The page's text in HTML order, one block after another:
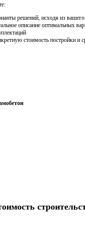
решений, исходя из
описание оптимальных
стоимость постройки и